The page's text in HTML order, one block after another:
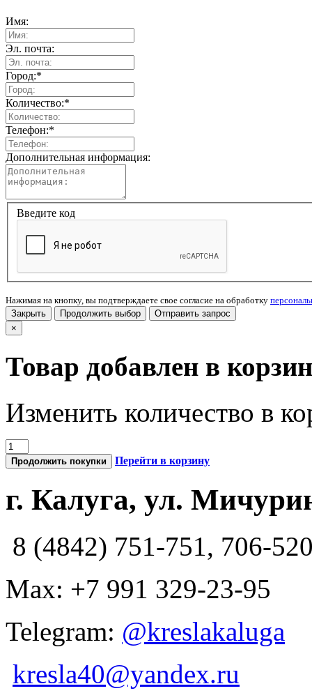
Имя:
Эл. почта:
Город:*
Количество:*
Телефон:*
Дополнительная информация:
Введите код
Нажимая на кнопку, вы подтверждаете свое согласие на обработку
Закрыть
Продолжить выбор
Отправить запрос
×
Товар добавлен в
Изменить количество в
Продолжить покупки Перейти в корзину
г. Калуга, ул.
8 (4842) 751-751, 706-
Max: +7 991 329-23-95
Telegram: @kreslakaluga
kresla40@yandex.ru